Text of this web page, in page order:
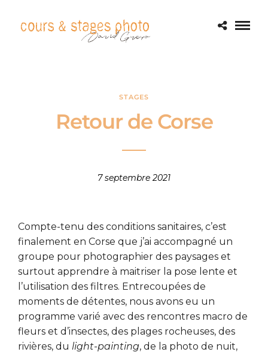
STAGES
Retour de Corse
7 septembre 2021
Compte-tenu des conditions sanitaires, c’est
finalement en Corse que j’ai accompagné un
groupe pour photographier des paysages et
surtout apprendre à maitriser la pose lente et
l’utilisation des filtres. Entrecoupées de
moments de détentes, nous avons eu un
programme varié avec des rencontres macro de
fleurs et d’insectes, des plages rocheuses, des
rivières, du light-painting, de la photo de nuit,